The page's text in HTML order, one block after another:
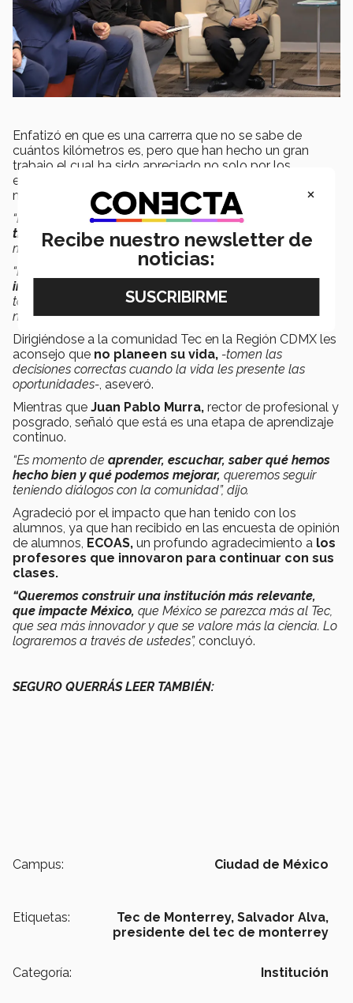
Enfatizó en que es una carrerra que no se sabe de
cuántos kilómetros es, pero que han hecho un gran
trabajo el cual ha sido apreciado no solo por los
estudiantes sino por la sociedad en México y en el
mundo.
“Este rol que tiene el Tec durante la pandemia,
trascendiendo las fronteras, nos enfrentamos a
momentos retadores.
“El Tec ha sido historia de
innovación
tocará no solo adaptarnos sino construir la nueva
normalidad”, señaló.
Dirigiéndose a la comunidad Tec en la Región CDMX les
aconsejo que no planeen su vida, -tomen las
decisiones correctas cuando la vida les presente las
oportunidades- , aseveró.
Mientras que Juan Pablo Murra, rector de profesional y
posgrado, señaló que está es una etapa de aprendizaje
continuo.
“Es momento de aprender, escuchar, saber qué hemos
hecho bien y qué podemos mejorar, queremos seguir
teniendo diálogos con la comunidad”, dijo.
Agradeció por el impacto que han tenido con los
alumnos, ya que han recibido en las encuesta de opinión
de alumnos, ECOAS, un profundo agradecimiento a los
profesores que innovaron para continuar con sus
clases.
“Queremos construir una institución más relevante,
que impacte México, que México se parezca más al Tec,
que sea más innovador y que se valore más la ciencia. Lo
lograremos a través de ustedes”, concluyó.
SEGURO QUERRÁS LEER TAMBIÉN:
Campus: Ciudad de México
Etiquetas: Tec de Monterrey, Salvador Alva,
presidente del tec de monterrey
Categoría: Institución
×
Recibe nuestro newsletter de
noticias: